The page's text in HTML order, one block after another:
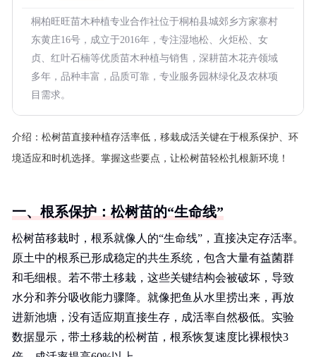
桐柏旺旺苗木种植专业合作社位于桐柏县城郊乡方家寨村
东黄庄16号，成立于2016年，专注湿地松、火炬松、女
贞、红叶石楠等优质苗木种植与销售，深耕苗木花卉领域
多年，品种丰富，品质可靠，专业服务园林绿化及农林项
目需求。
介绍： 松树苗直接种植存活率低，移栽成活关键在于根系保护、环
境适应和时机选择。掌握这些要点，让松树苗轻松扎根新环境！
一、根系保护：松树苗的“生命线”
松树苗移栽时，根系就像人的“生命线”，直接决定存活率。
原土中的根系已形成稳定的共生系统，包含大量有益菌群
和毛细根。若不带土移栽，这些关键结构会被破坏，导致
水分和养分吸收能力骤降。就像把鱼从水里捞出来，再放
进新池塘，没有适应期直接生存，成活率自然极低。实验
数据显示，带土移栽的松树苗，根系恢复速度比裸根快3